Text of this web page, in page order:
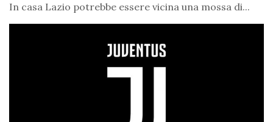
In casa Lazio potrebbe essere vicina una mossa di...